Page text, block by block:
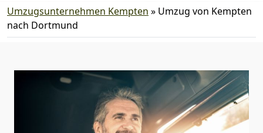
Umzugsunternehmen Kempten » Umzug von Kempten
nach Dortmund